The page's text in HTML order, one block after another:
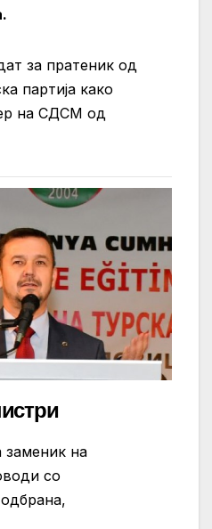
за пратеник од
партија како
на СДСМ од
заменик на
со